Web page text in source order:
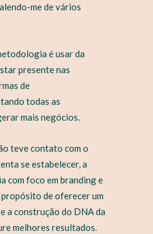
me de vários
é usar da
presente nas
de
todas as
mais negócios.
teve contato com o
se estabelecer, a
com foco em branding e
de oferecer um
a construção do DNA da
melhores resultados.